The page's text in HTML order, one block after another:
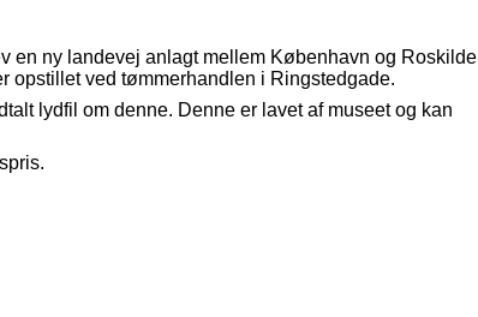
en ny landevej anlagt mellem København og Roskilde
opstillet ved tømmerhandlen i Ringstedgade.
lydfil om denne. Denne er lavet af museet og kan